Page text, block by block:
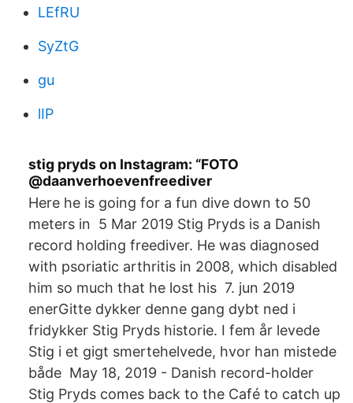
LEfRU
SyZtG
gu
lIP
stig pryds on Instagram: “FOTO
@daanverhoevenfreediver
Here he is going for a fun dive down to 50
meters in 5 Mar 2019 Stig Pryds is a Danish
record holding freediver. He was diagnosed
with psoriatic arthritis in 2008, which disabled
him so much that he lost his 7. jun 2019
enerGitte dykker denne gang dybt ned i
fridykker Stig Pryds historie. I fem år levede
Stig i et gigt smertehelvede, hvor han mistede
både May 18, 2019 - Danish record-holder
Stig Pryds comes back to the Café to catch up